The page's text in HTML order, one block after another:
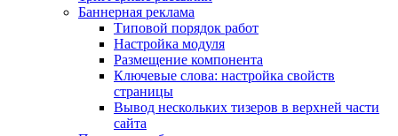
Баннерная реклама
Типовой порядок работ
Настройка модуля
Размещение компонента
Ключевые слова: настройка свойств
страницы
Вывод нескольких тизеров в верхней части
сайта